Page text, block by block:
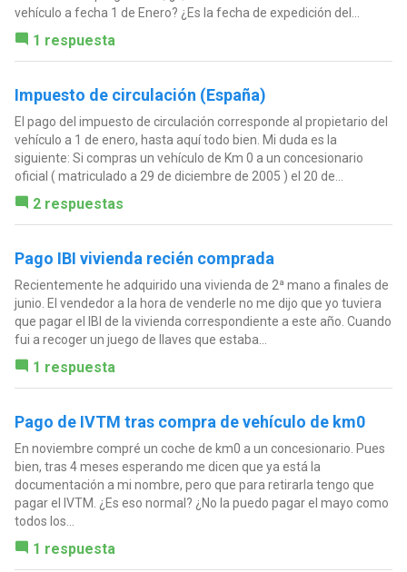
vehículo a fecha 1 de Enero? ¿Es la fecha de expedición del...
1 respuesta
Impuesto de circulación (España)
El pago del impuesto de circulación corresponde al propietario del
vehículo a 1 de enero, hasta aquí todo bien. Mi duda es la
siguiente: Si compras un vehículo de Km 0 a un concesionario
oficial ( matriculado a 29 de diciembre de 2005 ) el 20 de...
2 respuestas
Pago IBI vivienda recién comprada
Recientemente he adquirido una vivienda de 2ª mano a finales de
junio. El vendedor a la hora de venderle no me dijo que yo tuviera
que pagar el IBI de la vivienda correspondiente a este año. Cuando
fui a recoger un juego de llaves que estaba...
1 respuesta
Pago de IVTM tras compra de vehículo de km0
En noviembre compré un coche de km0 a un concesionario. Pues
bien, tras 4 meses esperando me dicen que ya está la
documentación a mi nombre, pero que para retirarla tengo que
pagar el IVTM. ¿Es eso normal? ¿No la puedo pagar el mayo como
todos los...
1 respuesta